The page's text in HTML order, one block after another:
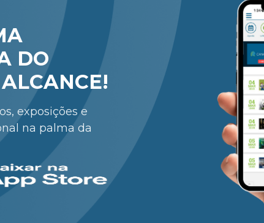
DO
exposições e
na palma da